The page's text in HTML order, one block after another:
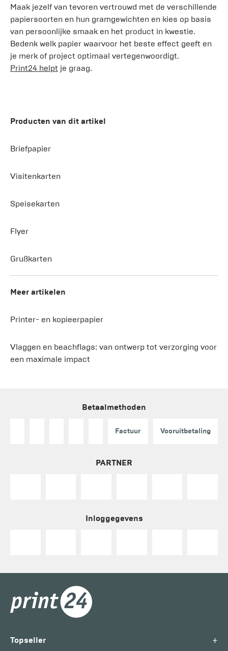
Maak jezelf van tevoren vertrouwd met de verschillende
papiersoorten en hun gramgewichten en kies op basis
van persoonlijke smaak en het product in kwestie.
Bedenk welk papier waarvoor het beste effect geeft en
je merk of project optimaal vertegenwoordigt.
Print24 helpt je graag.
Producten van dit artikel
Briefpapier
Visitenkarten
Speisekarten
Flyer
Grußkarten
Meer artikelen
Printer- en kopieerpapier
Vlaggen en beachflags: van ontwerp tot verzorging voor
een maximale impact
Betaalmethoden
Factuur Vooruitbetaling
PARTNER
Inloggegevens
Topseller +